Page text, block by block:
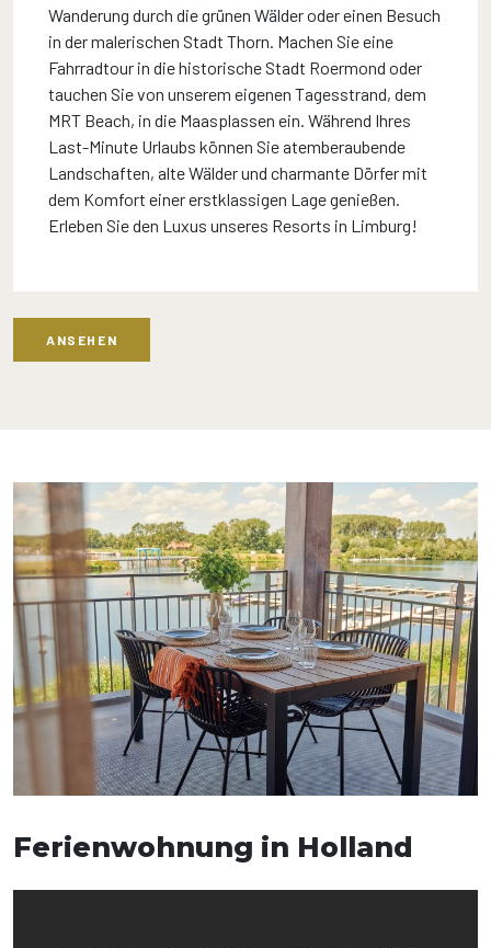
Wanderung durch die grünen Wälder oder einen Besuch
in der malerischen Stadt Thorn. Machen Sie eine
Fahrradtour in die historische Stadt Roermond oder
tauchen Sie von unserem eigenen Tagesstrand, dem
MRT Beach, in die Maasplassen ein. Während Ihres
Last-Minute Urlaubs können Sie atemberaubende
Landschaften, alte Wälder und charmante Dörfer mit
dem Komfort einer erstklassigen Lage genießen.
Erleben Sie den Luxus unseres Resorts in Limburg!
ANSEHEN
Ferienwohnung in Holland